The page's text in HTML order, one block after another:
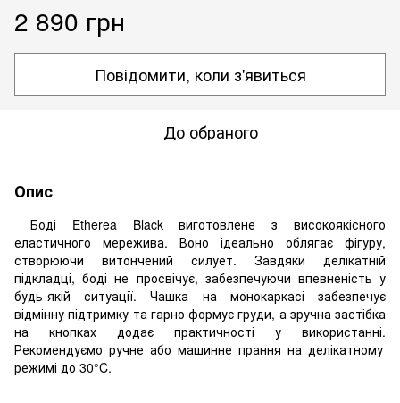
2 890 грн
Повідомити, коли з'явиться
До обраного
Опис
Боді Etherea Black виготовлене з високоякісного
еластичного мережива. Воно ідеально облягає фігуру,
створюючи витончений силует. Завдяки делікатній
підкладці, боді не просвічує, забезпечуючи впевненість у
будь-якій ситуації. Чашка на монокаркасі забезпечує
відмінну підтримку та гарно формує груди, а зручна застібка
на кнопках додає практичності у використанні.
Рекомендуємо ручне або машинне прання на делікатному
режимі до 30°C.